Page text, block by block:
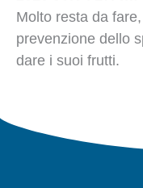
Molto resta da
prevenzione dello
dare i suoi frutti.